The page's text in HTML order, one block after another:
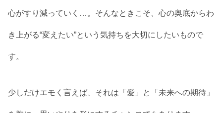
心がすり減っていく…。そんなときこそ、心の奥底からわ
き上がる“変えたい”という気持ちを大切にしたいもので
す。
少しだけエモく言えば、それは「愛」と「未来への期待」